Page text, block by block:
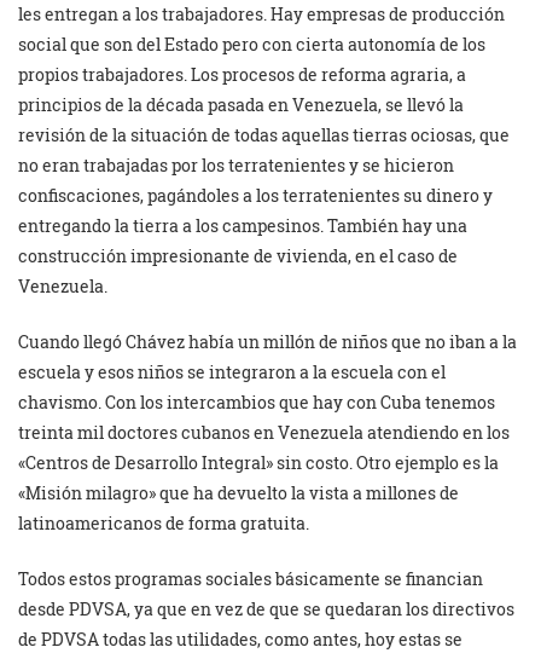
les entregan a los trabajadores. Hay empresas de producción
social que son del Estado pero con cierta autonomía de los
propios trabajadores. Los procesos de reforma agraria, a
principios de la década pasada en Venezuela, se llevó la
revisión de la situación de todas aquellas tierras ociosas, que
no eran trabajadas por los terratenientes y se hicieron
confiscaciones, pagándoles a los terratenientes su dinero y
entregando la tierra a los campesinos. También hay una
construcción impresionante de vivienda, en el caso de
Venezuela.
Cuando llegó Chávez había un millón de niños que no iban a la
escuela y esos niños se integraron a la escuela con el
chavismo. Con los intercambios que hay con Cuba tenemos
treinta mil doctores cubanos en Venezuela atendiendo en los
«Centros de Desarrollo Integral» sin costo. Otro ejemplo es la
«Misión milagro» que ha devuelto la vista a millones de
latinoamericanos de forma gratuita.
Todos estos programas sociales básicamente se financian
desde PDVSA, ya que en vez de que se quedaran los directivos
de PDVSA todas las utilidades, como antes, hoy estas se